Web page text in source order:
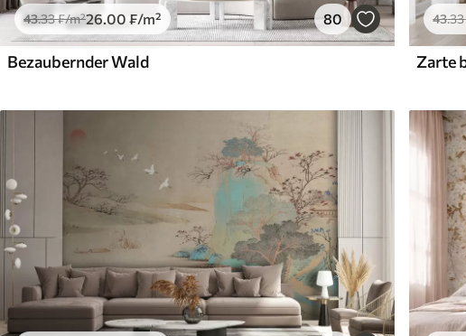
43.33₣/m²26.00 ₣/m² 80
Bezaubernder Wald
43.33